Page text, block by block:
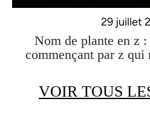
29 juillet
Nom de plante en z
commençant par z qui
VOIR TOUS